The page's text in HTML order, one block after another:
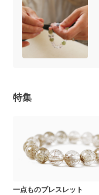
特集
一点ものブレスレット